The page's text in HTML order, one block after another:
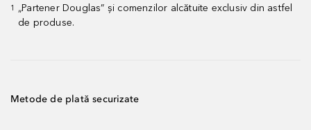
1
„Partener Douglas” și comenzilor alcătuite exclusiv din astfel
de produse.
Metode de plată securizate